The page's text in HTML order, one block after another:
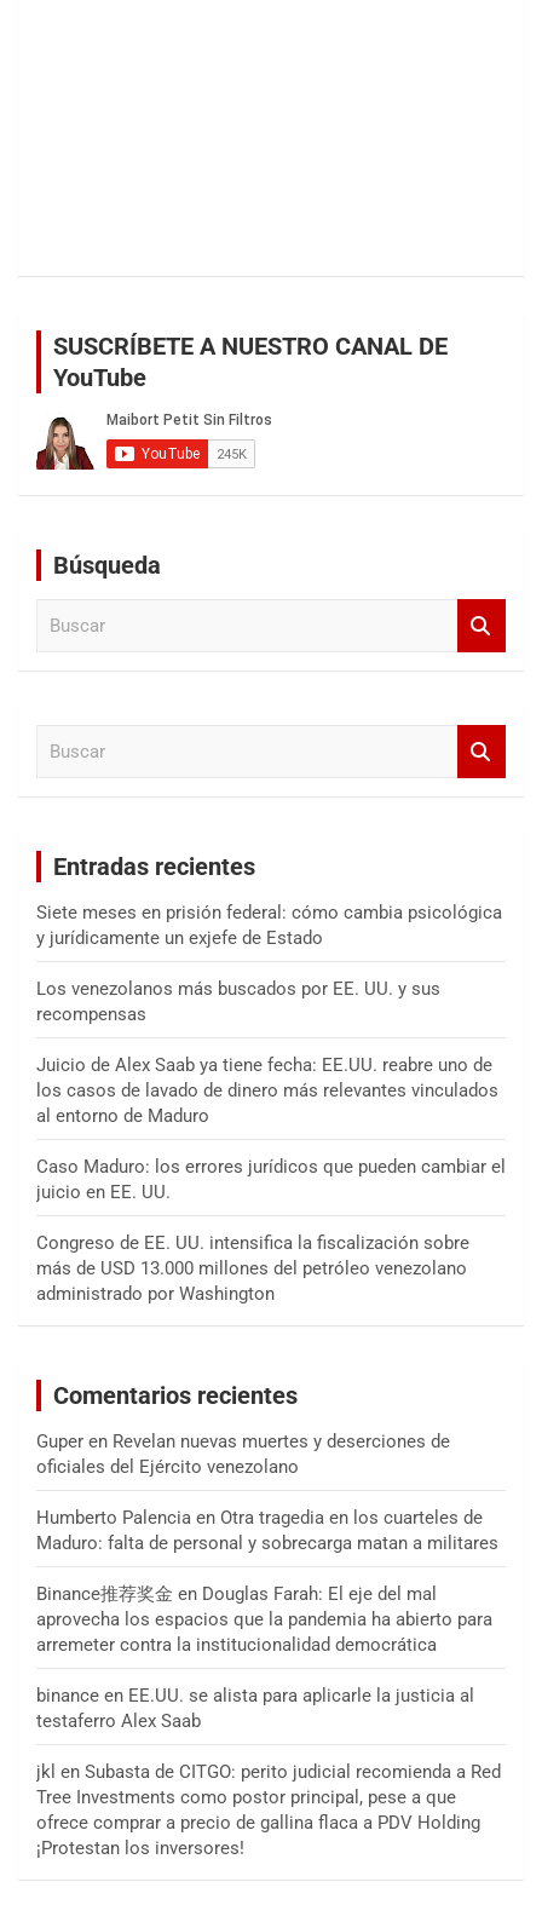
SUSCRÍBETE A NUESTRO CANAL DE
YouTube
Búsqueda
Entradas recientes
Siete meses en prisión federal: cómo cambia psicológica
y jurídicamente un exjefe de Estado
Los venezolanos más buscados por EE. UU. y sus
recompensas
Juicio de Alex Saab ya tiene fecha: EE.UU. reabre uno de
los casos de lavado de dinero más relevantes vinculados
al entorno de Maduro
Caso Maduro: los errores jurídicos que pueden cambiar el
juicio en EE. UU.
Congreso de EE. UU. intensifica la fiscalización sobre
más de USD 13.000 millones del petróleo venezolano
administrado por Washington
Comentarios recientes
Guper en Revelan nuevas muertes y deserciones de
oficiales del Ejército venezolano
Humberto Palencia en Otra tragedia en los cuarteles de
Maduro: falta de personal y sobrecarga matan a militares
Binance推荐奖金 en Douglas Farah: El eje del mal
aprovecha los espacios que la pandemia ha abierto para
arremeter contra la institucionalidad democrática
binance en EE.UU. se alista para aplicarle la justicia al
testaferro Alex Saab
jkl en Subasta de CITGO: perito judicial recomienda a Red
Tree Investments como postor principal, pese a que
ofrece comprar a precio de gallina flaca a PDV Holding
¡Protestan los inversores!